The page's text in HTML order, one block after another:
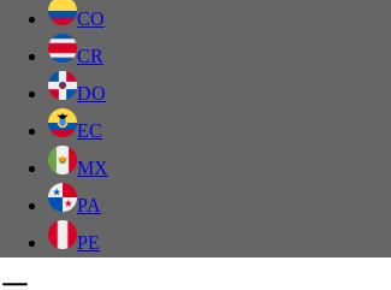
CO
CR
DO
EC
MX
PA
PE